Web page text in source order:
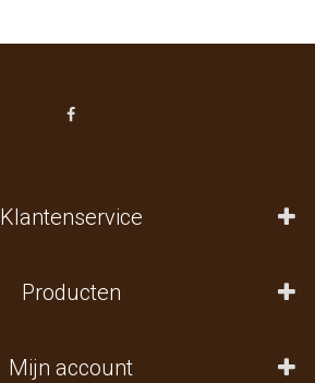
Klantenservice
Producten
Mijn account